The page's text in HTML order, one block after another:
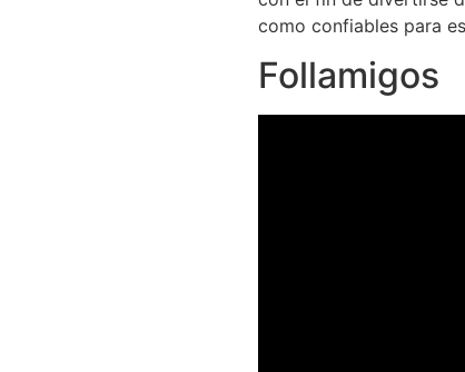
como confiables para
Follamigos